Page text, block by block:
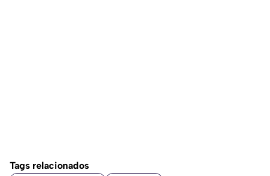
Tags relacionados